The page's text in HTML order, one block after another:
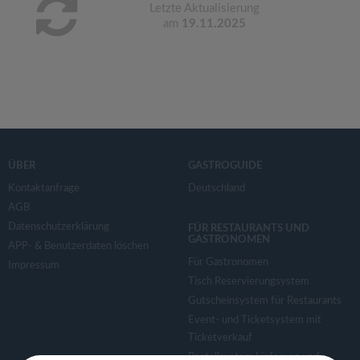
Letzte Aktualisierung
am 19.11.2025
ÜBER
Kontaktanfrage
AGB
Datenschutzerklärung
APP- & Benutzerdaten löschen
Impressum
GASTROGUIDE
Deutschland
FÜR RESTAURANTS UND
GASTRONOMEN
Für Gastronomen
Tisch Reservierungsystem
Gutscheinsystem für Restaurants
Event- und Ticketsystem mit
Ticketverkauf
Bestellsystem Lieferung und